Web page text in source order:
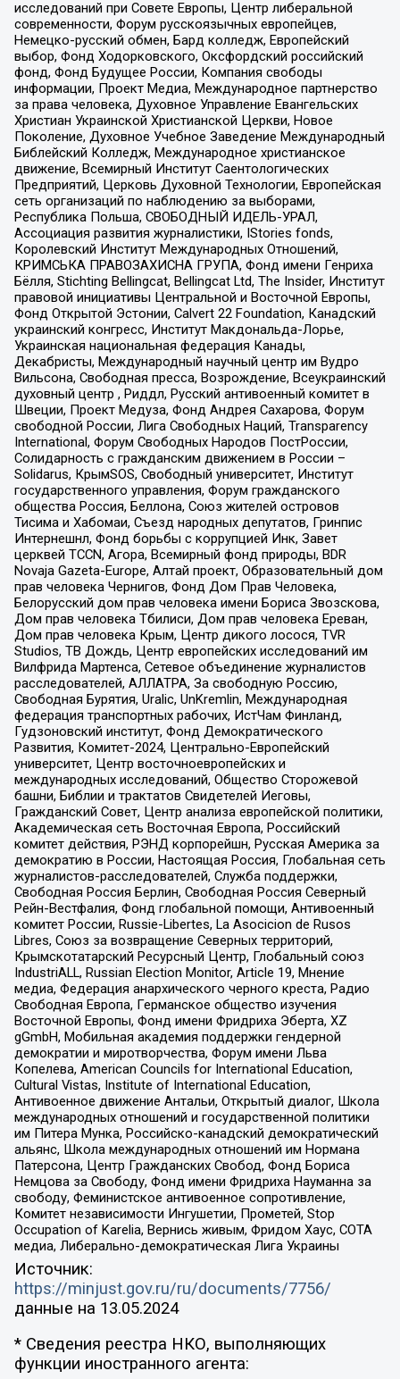
исследований при Совете Европы, Центр либеральной
современности, Форум русскоязычных европейцев,
Немецко-русский обмен, Бард колледж, Европейский
выбор, Фонд Ходорковского, Оксфордский российский
фонд, Фонд Будущее России, Компания свободы
информации, Проект Медиа, Международное партнерство
за права человека, Духовное Управление Евангельских
Христиан Украинской Христианской Церкви, Новое
Поколение, Духовное Учебное Заведение Международный
Библейский Колледж, Международное христианское
движение, Всемирный Институт Саентологических
Предприятий, Церковь Духовной Технологии, Европейская
сеть организаций по наблюдению за выборами,
Республика Польша, СВОБОДНЫЙ ИДЕЛЬ-УРАЛ,
Ассоциация развития журналистики, IStories fonds,
Королевский Институт Международных Отношений,
КРИМСЬКА ПРАВОЗАХИСНА ГРУПА, Фонд имени Генриха
Бёлля, Stichting Bellingcat, Bellingcat Ltd, The Insider, Институт
правовой инициативы Центральной и Восточной Европы,
Фонд Открытой Эстонии, Calvert 22 Foundation, Канадский
украинский конгресс, Институт Макдональда-Лорье,
Украинская национальная федерация Канады,
Декабристы, Международный научный центр им Вудро
Вильсона, Свободная пресса, Возрождение, Всеукраинский
духовный центр , Риддл, Русский антивоенный комитет в
Швеции, Проект Медуза, Фонд Андрея Сахарова, Форум
свободной России, Лига Свободных Наций, Transparеncy
International, Форум Свободных Народов ПостРоссии,
Солидарность с гражданским движением в России –
Solidarus, КрымSOS, Свободный университет, Институт
государственного управления, Форум гражданского
общества Россия, Беллона, Союз жителей островов
Тисима и Хабомаи, Съезд народных депутатов, Гринпис
Интернешнл, Фонд борьбы с коррупцией Инк, Завет
церквей TCCN, Агора, Всемирный фонд природы, BDR
Novaja Gazeta-Europe, Алтай проект, Образовательный дом
прав человека Чернигов, Фонд Дом Прав Человека,
Белорусский дом прав человека имени Бориса Звозскова,
Дом прав человека Тбилиси, Дом прав человека Ереван,
Дом прав человека Крым, Центр дикого лосося, TVR
Studios, ТВ Дождь, Центр европейских исследований им
Вилфрида Мартенса, Сетевое объединение журналистов
расследователей, АЛЛАТРА, За свободную Россию,
Свободная Бурятия, Uralic, UnKremlin, Международная
федерация транспортных рабочих, ИстЧам Финланд,
Гудзоновский институт, Фонд Демократического
Развития, Комитет-2024, Центрально-Европейский
университет, Центр восточноевропейских и
международных исследований, Общество Сторожевой
башни, Библии и трактатов Свидетелей Иеговы,
Гражданский Совет, Центр анализа европейской политики,
Академическая сеть Восточная Европа, Российский
комитет действия, РЭНД корпорейшн, Русская Америка за
демократию в России, Настоящая Россия, Глобальная сеть
журналистов-расследователей, Служба поддержки,
Свободная Россия Берлин, Свободная Россия Северный
Рейн-Вестфалия, Фонд глобальной помощи, Антивоенный
комитет России, Russie-Libertes, La Asocicion de Rusos
Libres, Союз за возвращение Северных территорий,
Крымскотатарский Ресурсный Центр, Глобальный союз
IndustriALL, Russian Election Monitor, Article 19, Мнение
медиа, Федерация анархического черного креста, Радио
Свободная Европа, Германское общество изучения
Восточной Европы, Фонд имени Фридриха Эберта, XZ
gGmbH, Мобильная академия поддержки гендерной
демократии и миротворчества, Форум имени Льва
Копелева, American Councils for International Education,
Cultural Vistas, Institute of International Education,
Антивоенное движение Антальи, Открытый диалог, Школа
международных отношений и государственной политики
им Питера Мунка, Российско-канадский демократический
альянс, Школа международных отношений им Нормана
Патерсона, Центр Гражданских Свобод, Фонд Бориса
Немцова за Свободу, Фонд имени Фридриха Науманна за
свободу, Феминистское антивоенное сопротивление,
Комитет независимости Ингушетии, Прометей, Stop
Occupation of Karelia, Вернись живым, Фридом Хаус, СОТА
медиа, Либерально-демократическая Лига Украины
Источник:
https://minjust.gov.ru/ru/documents/7756/
данные на 13.05.2024
* Сведения реестра НКО, выполняющих
функции иностранного агента: